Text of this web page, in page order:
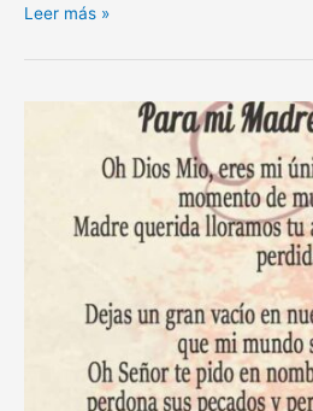
Oraciones
Fortaleza
Leer más »